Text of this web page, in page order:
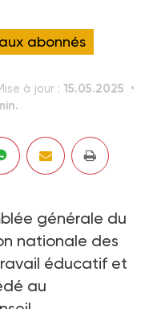
abonnés
à jour : 15.05.2025
générale du
nationale des
éducatif et
au